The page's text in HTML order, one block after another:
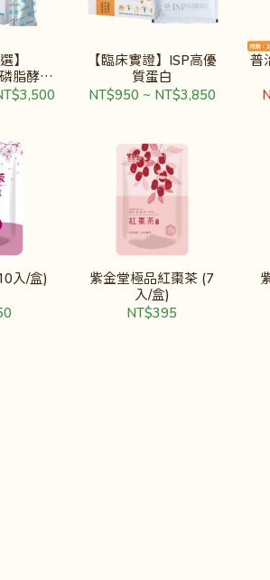
】
脂酵素
【臨床實證】ISP高優
質蛋白
NT$950 ~ NT$3,850
普
入/盒)
紫金堂極品紅棗茶 (7
入/盒)
NT$395